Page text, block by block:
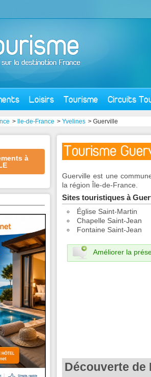
Loisirs Tourisme Circuits
> Ile-de-France > Yvelines > Guerville
Tourisme
Guerville est une
la région Île-de-France.
Sites touristiques à
Église Saint-Martin
Chapelle Saint-Jean
Fontaine Saint-Jean
Améliorer la
Découverte de
à